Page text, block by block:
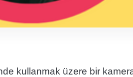
kullanmak üzere bir